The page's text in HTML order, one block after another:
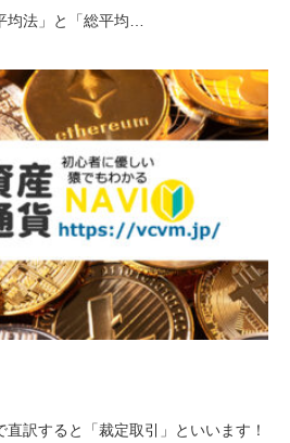
均法」と「総平均…
訳すると「裁定取引」といいます！